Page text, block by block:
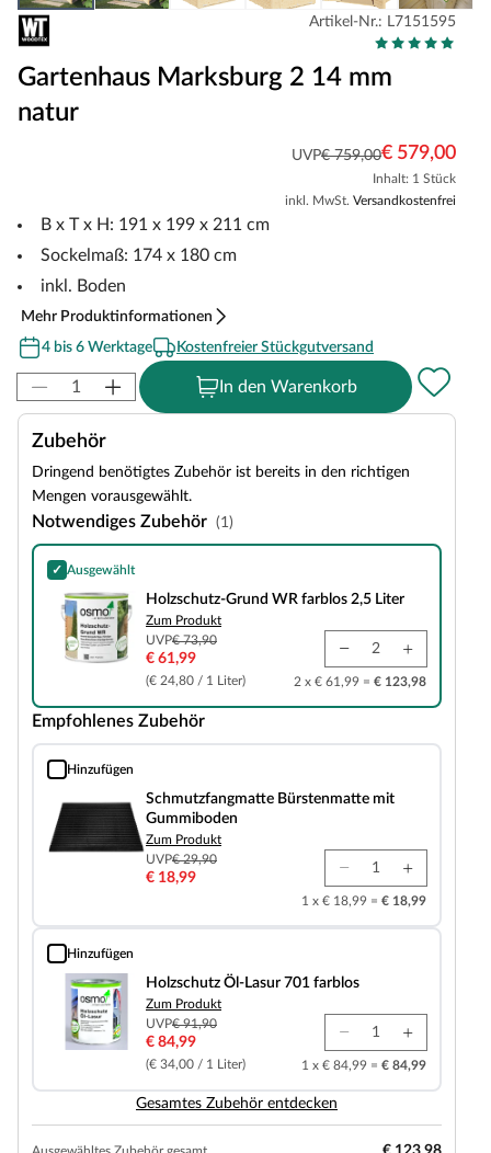
Artikel-Nr.: L7151595
Gartenhaus Marksburg 2 14 mm
natur
UVP€ 759,00€ 579,00
Inhalt: 1 Stück
inkl. MwSt. Versandkostenfrei
B x T x H: 191 x 199 x 211 cm
Sockelmaß: 174 x 180 cm
inkl. Boden
Mehr Produktinformationen
4 bis 6 Werktage
Kostenfreier Stückgutversand
In den Warenkorb
Zubehör
Dringend benötigtes Zubehör ist bereits in den richtigen
Mengen vorausgewählt.
Notwendiges Zubehör (1)
✓ Ausgewählt
Holzschutz-Grund WR farblos 2,5 Liter
Holzschutz-Grund WR farblos 2,5 Liter
Zum Produkt
UVP€ 73,90
€ 61,99
(€ 24,80 / 1 Liter) 2 x € 61,99 = € 123,98
Empfohlenes Zubehör
Hinzufügen
Schmutzfangmatte Bürstenmatte mit Gummiboden
Schmutzfangmatte Bürstenmatte mit
Gummiboden
Zum Produkt
UVP€ 29,90
€ 18,99
1 x € 18,99 = € 18,99
Hinzufügen
Holzschutz Öl-Lasur 701 farblos
Holzschutz Öl-Lasur 701 farblos
Zum Produkt
UVP€ 91,90
€ 84,99
(€ 34,00 / 1 Liter) 1 x € 84,99 = € 84,99
Gesamtes Zubehör entdecken
Ausgewähltes Zubehör gesamt